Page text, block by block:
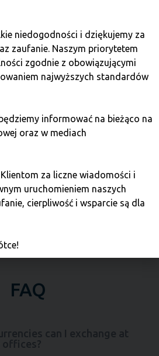
cryptocurrencies, are
cryptocurrency
All transactions are carried out
standards available in
cryptocurrencies.
FAQ
niedogodności i dziękujemy za
zaufanie. Naszym priorytetem
zgodnie z obowiązującymi
najwyższych standardów
informować na bieżąco na
oraz w mediach
za liczne wiadomości i
uruchomieniem naszych
cierpliwość i wsparcie są dla